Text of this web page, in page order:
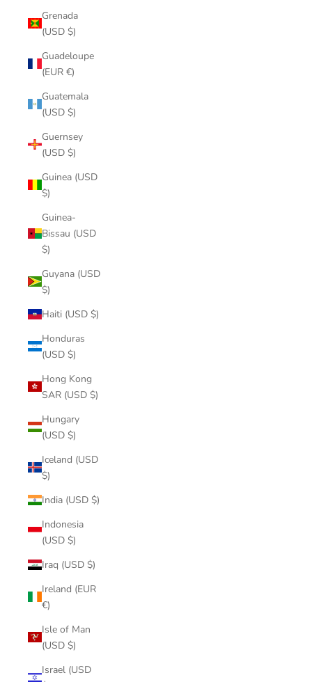
Grenada
(USD $)
Guadeloupe
(EUR €)
Guatemala
(USD $)
Guernsey
(USD $)
Guinea (USD
$)
Guinea-
Bissau (USD
$)
Guyana (USD
$)
Haiti (USD $)
Honduras
(USD $)
Hong Kong
SAR (USD $)
Hungary
(USD $)
Iceland (USD
$)
India (USD $)
Indonesia
(USD $)
Iraq (USD $)
Ireland (EUR
€)
Isle of Man
(USD $)
Israel (USD